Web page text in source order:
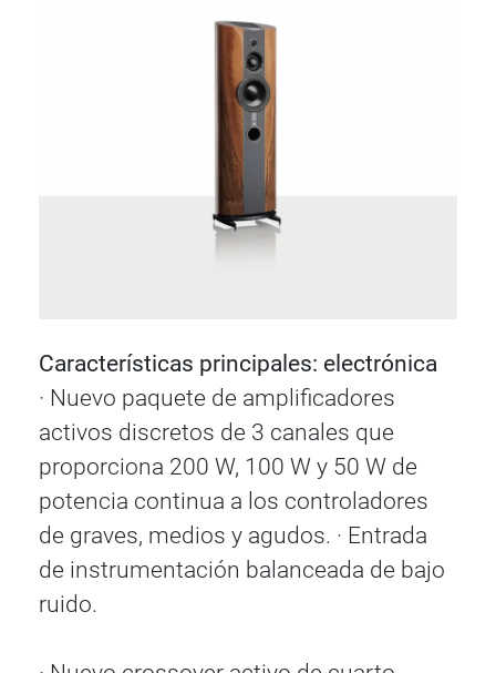
Características principales: electrónica
· Nuevo paquete de amplificadores
activos discretos de 3 canales que
proporciona 200 W, 100 W y 50 W de
potencia continua a los controladores
de graves, medios y agudos. · Entrada
de instrumentación balanceada de bajo
ruido.